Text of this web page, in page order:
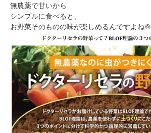
無農薬で甘いから
シンプルに食べると、
お野菜そのものの味が楽しめるんですよね🍲